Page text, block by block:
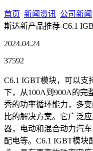
首页 新闻资讯 公司新闻
斯达新产品推荐-C6.1
2024.04.24
37592
C6.1 IGBT模块，可以支
下，从100A到900A的完
秀的功率循环能力，多
比的解决方案。它广泛
器，电动和混合动力汽
配电等。C6.1 IGBT模块